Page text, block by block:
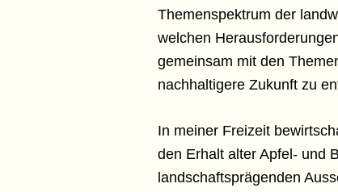
Themenspektrum der
welchen
gemeinsam mit den
nachhaltigere Zukunft zu
In meiner Freizeit
den Erhalt alter Apfel- und
landschaftsprägenden